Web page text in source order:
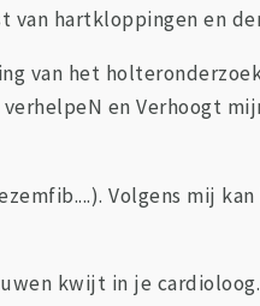
van hartkloppingen en
van het
en Verhoogt
Volgens mij
kwijt in je cardioloog.